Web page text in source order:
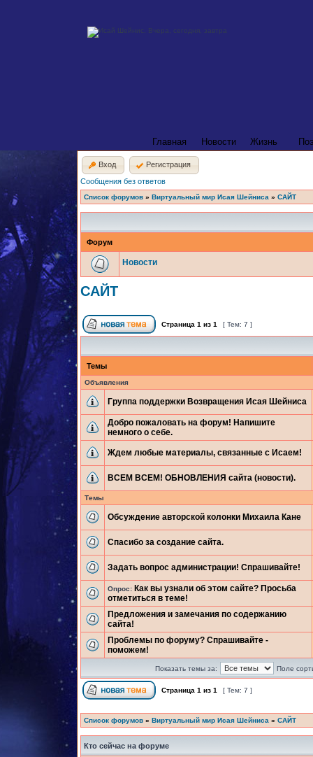
Главная Новости Жизнь
Вход
Регистрация
Сообщения без ответов
Список форумов » Виртуальный мир Исая Шейниса » САЙТ
Форум
Новости
САЙТ
Страница 1 из 1 [ Тем: 7 ]
Темы
Объявления
Группа поддержки Возвращения Исая Шейниса
Добро пожаловать на форум! Напишите
немного о себе.
Ждем любые материалы, связанные с Исаем!
ВСЕМ ВСЕМ! ОБНОВЛЕНИЯ сайта (новости).
Темы
Обсуждение авторской колонки Михаила Кане
Спасибо за создание сайта.
Задать вопрос администрации! Спрашивайте!
Опрос: Как вы узнали об этом сайте? Просьба
отметиться в теме!
Предложения и замечания по содержанию
сайта!
Проблемы по форуму? Спрашивайте -
поможем!
Показать темы за: Поле
Страница 1 из 1 [ Тем: 7 ]
Список форумов » Виртуальный мир Исая Шейниса » САЙТ
Кто сейчас на форуме